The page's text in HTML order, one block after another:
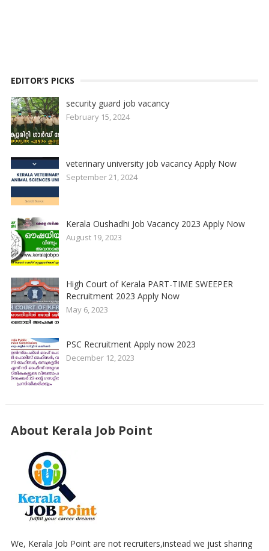
EDITOR’S PICKS
security guard job vacancy
February 15, 2024
veterinary university job vacancy Apply Now
September 21, 2024
Kerala Oushadhi Job Vacancy 2023 Apply Now
August 19, 2023
High Court of Kerala PART-TIME SWEEPER
Recruitment 2023 Apply Now
May 6, 2023
PSC Recruitment Apply now 2023
December 12, 2023
About Kerala Job Point
We, Kerala Job Point are not recruiters,instead we just sharing